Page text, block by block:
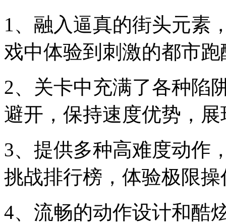
1、融入逼真的街头元素
戏中体验到刺激的都市
2、关卡中充满了各种陷
避开，保持速度优势，
3、提供多种高难度动作
挑战排行榜，体验极限
4、流畅的动作设计和酷